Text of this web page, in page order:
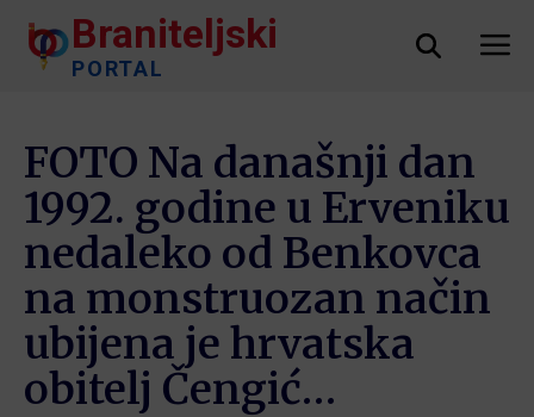
Braniteljski
PORTAL
FOTO Na današnji dan
1992. godine u Erveniku
nedaleko od Benkovca
na monstruozan način
ubijena je hrvatska
obitelj Čengić…